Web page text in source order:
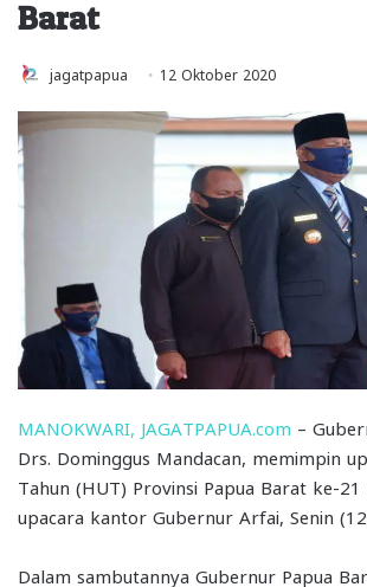
Barat
jagatpapua 12 Oktober 2020
MANOKWARI, JAGATPAPUA.com –
Drs. Dominggus Mandacan, memimpin
Tahun (HUT) Provinsi Papua Barat ke-21
upacara kantor Gubernur Arfai, Senin
Dalam sambutannya Gubernur Papua